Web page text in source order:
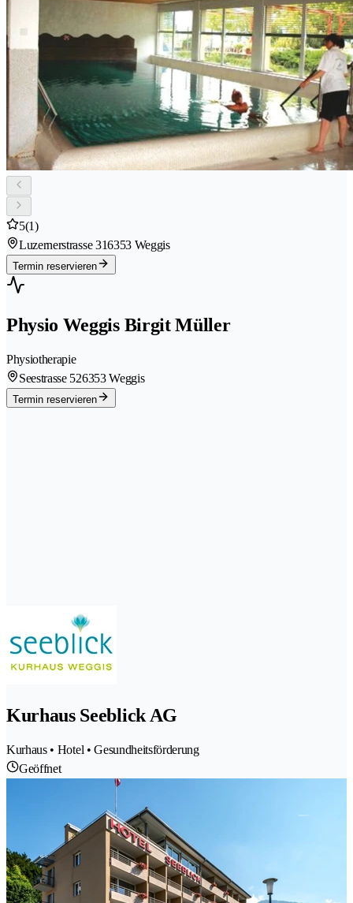
5(1)
Luzernerstrasse 316353 Weggis
Termin reservieren
Physio Weggis Birgit Müller
Physiotherapie
Seestrasse 526353 Weggis
Termin reservieren
Kurhaus Seeblick AG
Kurhaus • Hotel • Gesundheitsförderung
Geöffnet